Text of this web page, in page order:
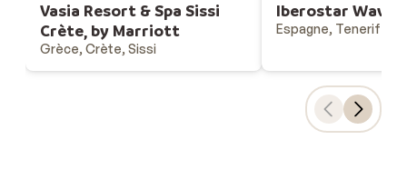
Vasia Resort & Spa Sissi
Crète, by Marriott
Grèce, Crète, Sissi
Iberostar Waves
Espagne, Tenerife,